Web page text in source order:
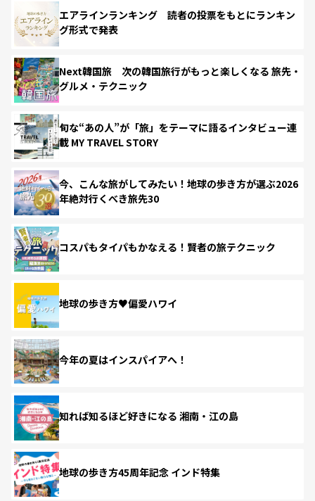
エアラインランキング 読者の投票をもとにランキン
グ形式で発表
Next韓国旅 次の韓国旅行がもっと楽しくなる 旅先・
グルメ・テクニック
旬な“あの人”が「旅」をテーマに語るインタビュー連
載 MY TRAVEL STORY
今、こんな旅がしてみたい！地球の歩き方が選ぶ2026
年絶対行くべき旅先30
コスパもタイパもかなえる！賢者の旅テクニック
地球の歩き方♥偏愛ハワイ
今年の夏はインスパイアへ！
知れば知るほど好きになる 湘南・江の島
地球の歩き方45周年記念 インド特集